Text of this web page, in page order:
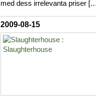
med dess irrelevanta priser
2009-08-15